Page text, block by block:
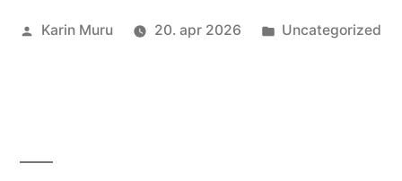
Posted
Karin Muru 20. apr 2026
Posted
Uncategorized